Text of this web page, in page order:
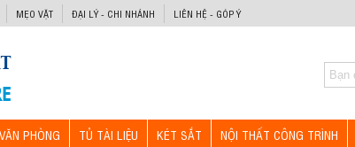
MẸO VẶT ĐẠI LÝ - CHI NHÁNH LIÊN HỆ - GÓP Ý
PHÒNG TỦ TÀI LIỆU KÉT SẮT NỘI THẤT CÔNG TRÌNH